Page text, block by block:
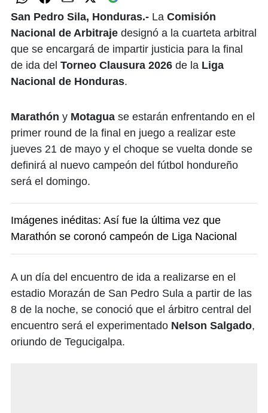
San Pedro Sila, Honduras.- La Comisión
Nacional de Arbitraje designó a la cuarteta arbitral
que se encargará de impartir justicia para la final
de ida del Torneo Clausura 2026 de la Liga
Nacional de Honduras.
Marathón y Motagua se estarán enfrentando en el
primer round de la final en juego a realizar este
jueves 21 de mayo y el choque se vuelta donde se
definirá al nuevo campeón del fútbol hondureño
será el domingo.
Imágenes inéditas: Así fue la última vez que
Marathón se coronó campeón de Liga Nacional
A un día del encuentro de ida a realizarse en el
estadio Morazán de San Pedro Sula a partir de las
8 de la noche, se conoció que el árbitro central del
encuentro será el experimentado Nelson Salgado,
oriundo de Tegucigalpa.